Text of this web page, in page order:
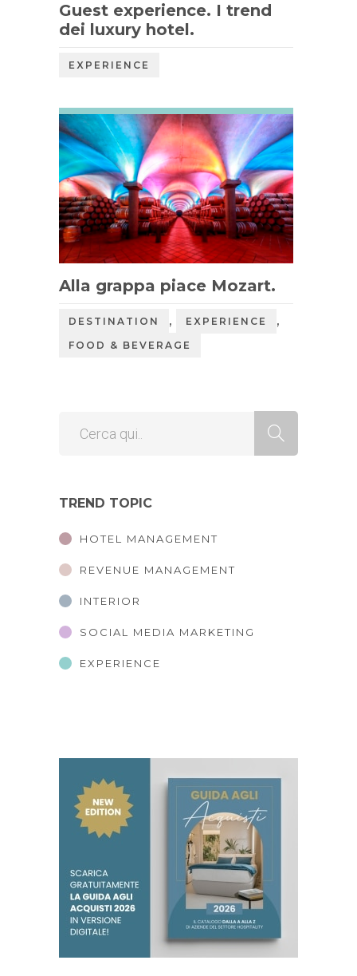
Guest experience. I trend
dei luxury hotel.
EXPERIENCE
Alla grappa piace Mozart.
DESTINATION , EXPERIENCE ,
FOOD & BEVERAGE
TREND TOPIC
HOTEL MANAGEMENT
REVENUE MANAGEMENT
INTERIOR
SOCIAL MEDIA MARKETING
EXPERIENCE